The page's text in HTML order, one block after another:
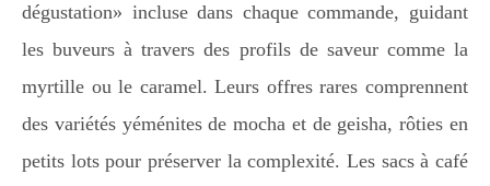
dégustation» incluse dans chaque commande, guidant
les buveurs à travers des profils de saveur comme la
myrtille ou le caramel. Leurs offres rares comprennent
des variétés yéménites de mocha et de geisha, rôties en
petits lots pour préserver la complexité. Les sacs à café